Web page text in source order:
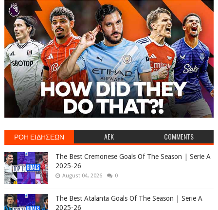
ΡΟΗ ΕΙΔΗΣΕΩΝ AEK COMMENTS
The Best Cremonese Goals Of The Season | Serie A
2025-26
August 04, 2026 0
The Best Atalanta Goals Of The Season | Serie A
2025-26